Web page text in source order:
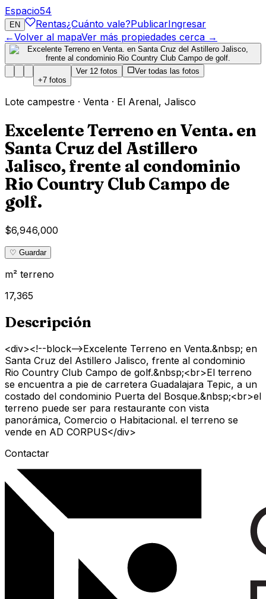
Espacio54
EN Rentas¿Cuánto vale?PublicarIngresar
←Volver al mapaVer más propiedades cerca →
+7 fotos
Ver 12 fotos Ver todas las fotos
Lote campestre · Venta · El Arenal, Jalisco
Excelente Terreno en Venta. en
Santa Cruz del Astillero
Jalisco, frente al condominio
Rio Country Club Campo de
golf.
$6,946,000
♡ Guardar
m² terreno
17,365
Descripción
<div><!--block-->Excelente Terreno en Venta.&nbsp; en
Santa Cruz del Astillero Jalisco, frente al condominio
Rio Country Club Campo de golf.&nbsp;<br>El terreno
se encuentra a pie de carretera Guadalajara Tepic, a un
costado del condominio Puerta del Bosque.&nbsp;<br>el
terreno puede ser para restaurante con vista
panorámica, Comercio o Habitacional. el terreno se
vende en AD CORPUS</div>
Contactar